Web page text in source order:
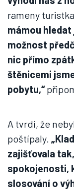
rameny
mámou
možnost
nic přímo
štěnicemi
pobytu,“
A tvrdí, že
poštípaly.
zajišťovala
spokojenosti,
slosování o